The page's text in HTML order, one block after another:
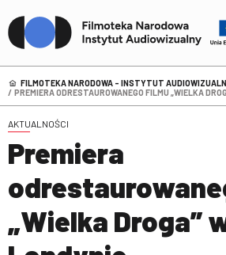
FILMOTEKA NARODOWA – INSTYTUT
PREMIERA ODRESTAUROWANEGO FILMU „WIELKA
AKTUALNOŚCI
Premiera
„Wielka Droga”